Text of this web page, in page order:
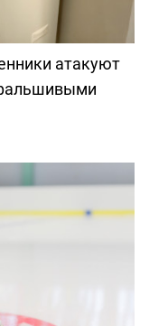
атакуют